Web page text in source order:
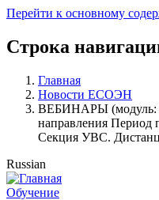
Перейти к основному
Строка
Главная
Новости ЕСОЭН
ВЕБИНАРЫ (модуль:
направления Период
Секция УВС.
Russian
Обучение